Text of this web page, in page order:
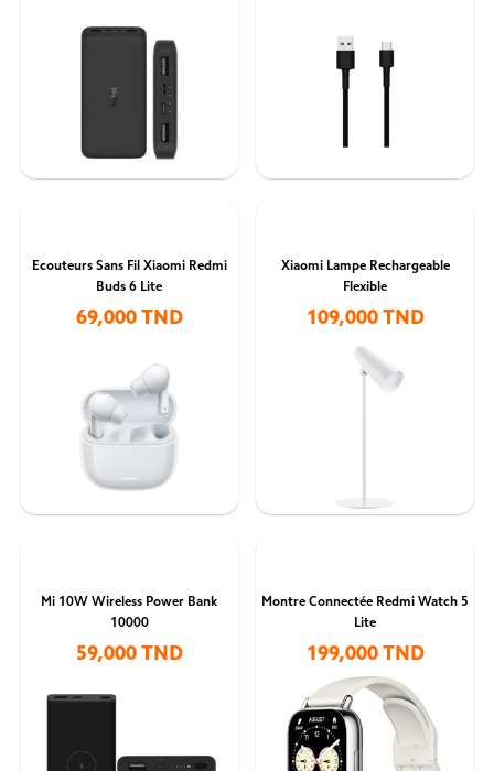
Ecouteurs Sans Fil Xiaomi Redmi
Buds 6 Lite
69,000 TND
Xiaomi Lampe Rechargeable
Flexible
109,000 TND
Mi 10W Wireless Power Bank
10000
59,000 TND
Montre Connectée Redmi Watch 5
Lite
199,000 TND